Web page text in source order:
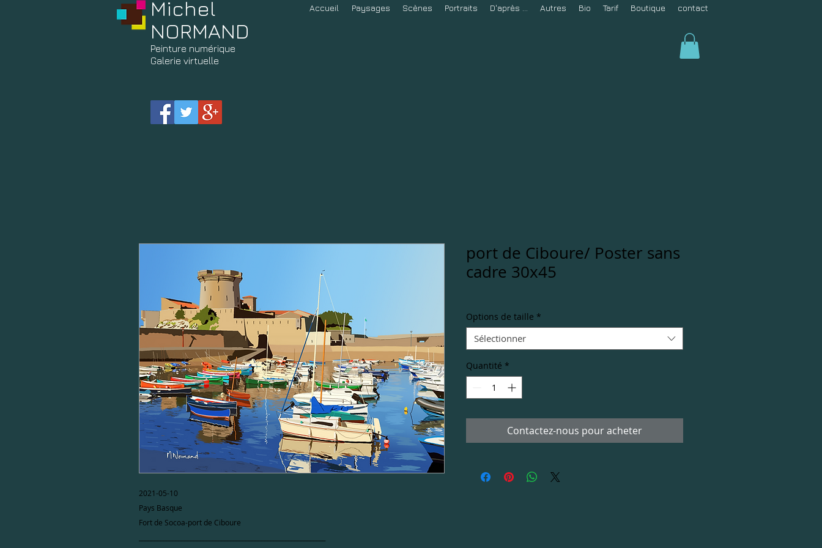
Michel
NORMAND
Peinture numérique
Galerie virtuelle
Accueil Paysages Scènes Portraits D'après ... Autres Bio Tarif Boutique contact
2021-05-10
Pays Basque
Fort de Socoa-port de Ciboure
port de Ciboure/ Poster sans
cadre 30x45
Options de taille *
Sélectionner
Quantité *
Contactez-nous pour acheter